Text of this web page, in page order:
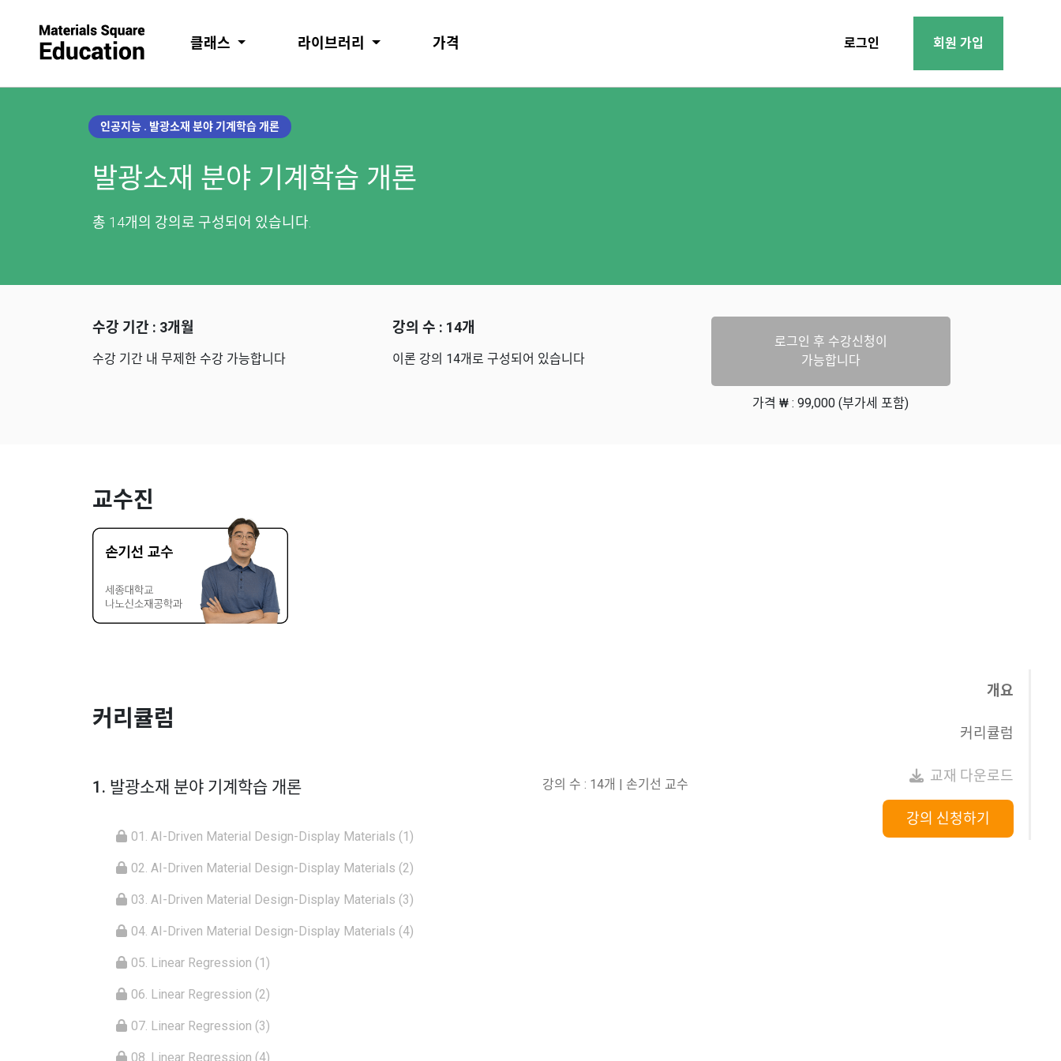
클래스 라이브러리 가격 로그인 회원 가입
인공지능 . 발광소재 분야 기계학습 개론
발광소재 분야 기계학습 개론
총 14개의 강의로 구성되어 있습니다.
수강 기간 : 3개월
수강 기간 내 무제한 수강 가능합니다
강의 수 : 14개
이론 강의 14개로 구성되어 있습니다
로그인 후 수강신청이
가능합니다
가격 ₩ : 99,000 (부가세 포함)
개요
커리큘럼
교재 다운로드
강의 신청하기
교수진
커리큘럼
1. 발광소재 분야 기계학습 개론 강의 수 : 14개 | 손기선 교수
01. AI-Driven Material Design-Display Materials (1)
02. AI-Driven Material Design-Display Materials (2)
03. AI-Driven Material Design-Display Materials (3)
04. AI-Driven Material Design-Display Materials (4)
05. Linear Regression (1)
06. Linear Regression (2)
07. Linear Regression (3)
08. Linear Regression (4)